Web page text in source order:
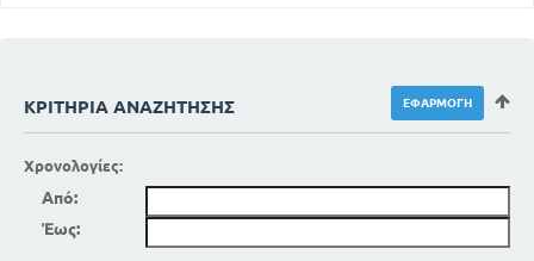
ΚΡΙΤΉΡΙΑ ΑΝΑΖΉΤΗΣΗΣ
Χρονολογίες:
Από:
Έως: